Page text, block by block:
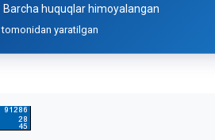
Barcha huquqlar himoyalangan
tomonidan yaratilgan